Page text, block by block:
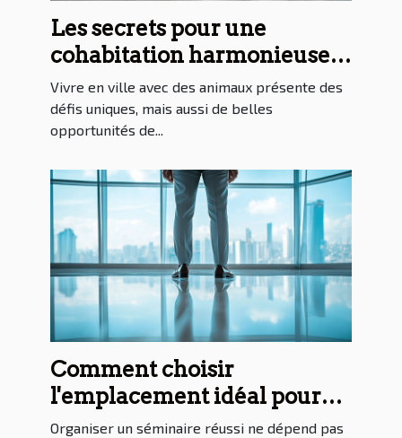
Les secrets pour une
cohabitation harmonieuse
avec les animaux en milieu
urbain
Vivre en ville avec des animaux présente des
défis uniques, mais aussi de belles
opportunités de...
Comment choisir
l'emplacement idéal pour
votre prochain séminaire ?
Organiser un séminaire réussi ne dépend pas